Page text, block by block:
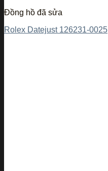
Đồng hồ đã sửa
Rolex Datejust 126231-0025